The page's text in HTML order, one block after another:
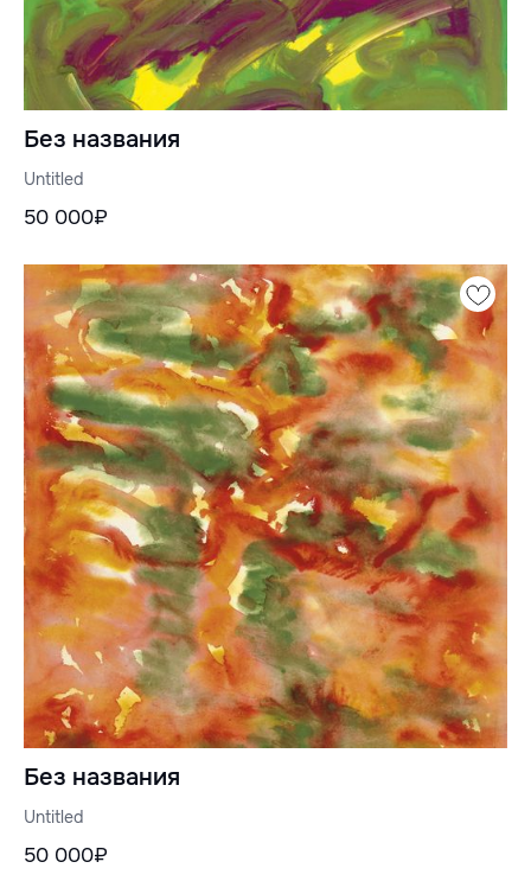
Без названия
Untitled
50 000₽
Без названия
Untitled
50 000₽